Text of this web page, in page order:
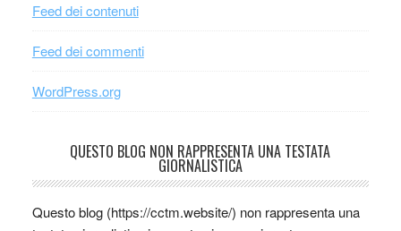
Feed dei contenuti
Feed dei commenti
WordPress.org
QUESTO BLOG NON RAPPRESENTA UNA TESTATA
GIORNALISTICA
Questo blog (https://cctm.website/) non rappresenta una